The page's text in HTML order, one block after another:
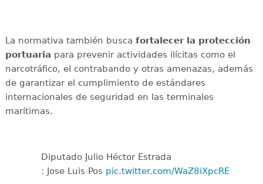
La normativa también busca fortalecer la protección
portuaria para prevenir actividades ilícitas como el
narcotráfico, el contrabando y otras amenazas, además
de garantizar el cumplimiento de estándares
internacionales de seguridad en las terminales
marítimas.
Diputado Julio Héctor Estrada
: Jose Luis Pos pic.twitter.com/WaZ8iXpcRE